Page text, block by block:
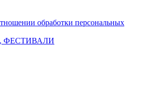
обработки персональных
ФЕСТИВАЛИ